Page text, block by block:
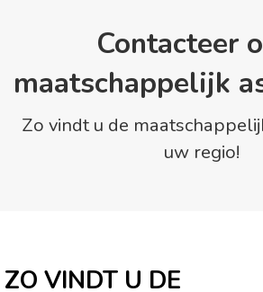
Contacteer
maatschappelijk
Zo vindt u de
uw regio!
ZO VINDT U DE